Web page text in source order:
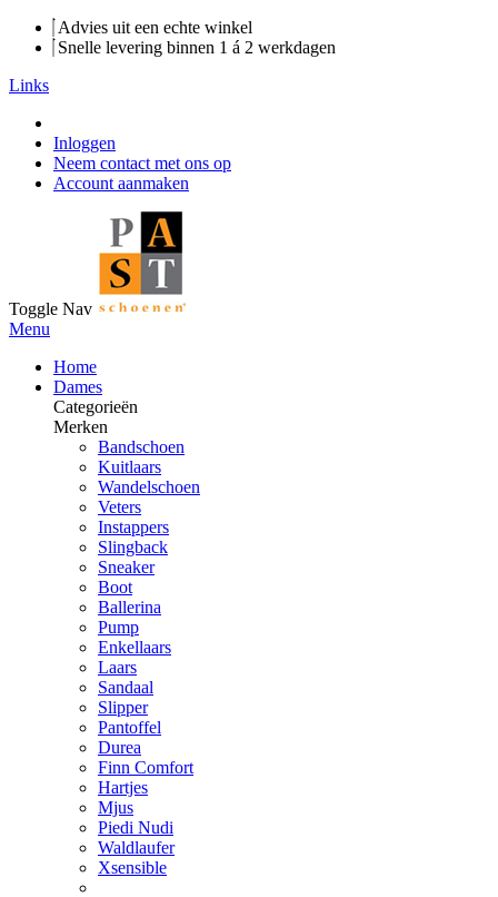
Advies uit een echte winkel
Snelle levering binnen 1 á 2 werkdagen
Links
Inloggen
Neem contact met ons op
Account aanmaken
Toggle Nav
Menu
Home
Dames
Categorieën
Merken
Bandschoen
Kuitlaars
Wandelschoen
Veters
Instappers
Slingback
Sneaker
Boot
Ballerina
Pump
Enkellaars
Laars
Sandaal
Slipper
Pantoffel
Durea
Finn Comfort
Hartjes
Mjus
Piedi Nudi
Waldlaufer
Xsensible